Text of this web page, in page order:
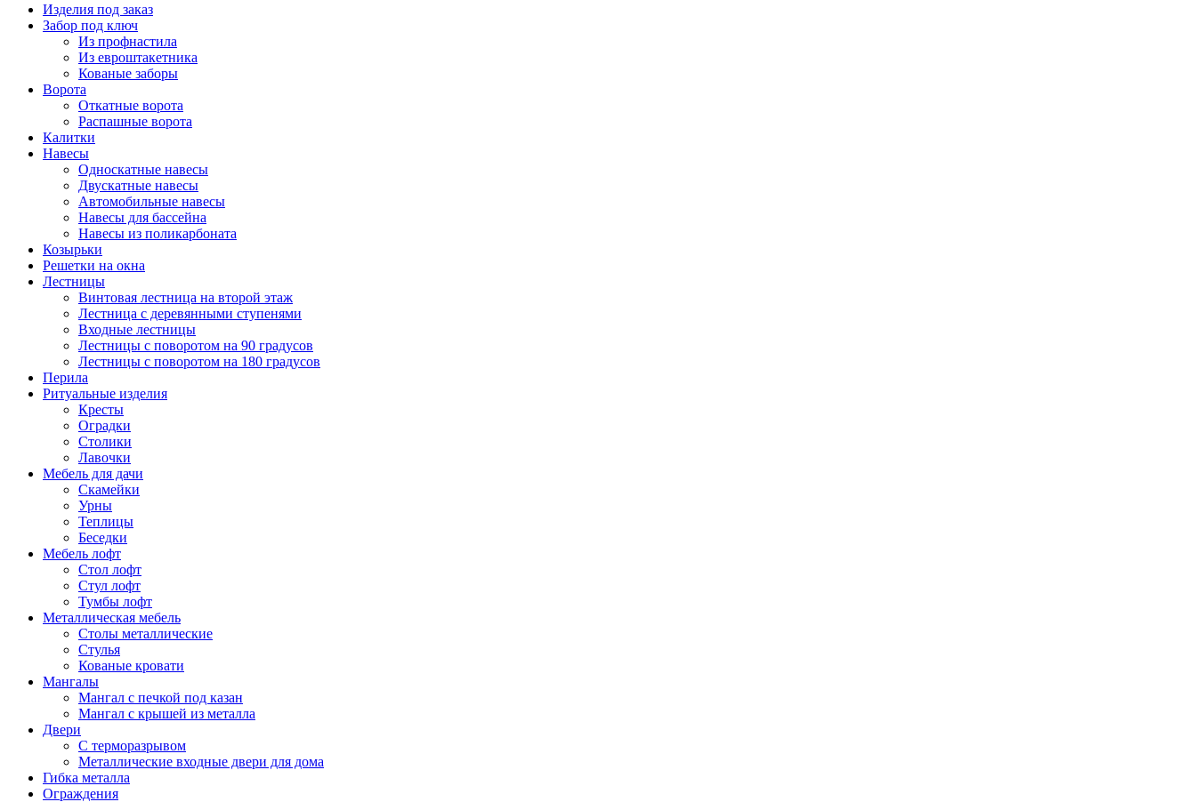
Изделия под заказ
Забор под ключ
Из профнастила
Из евроштакетника
Кованые заборы
Ворота
Откатные ворота
Распашные ворота
Калитки
Навесы
Односкатные навесы
Двускатные навесы
Автомобильные навесы
Навесы для бассейна
Навесы из поликарбоната
Козырьки
Решетки на окна
Лестницы
Винтовая лестница на второй этаж
Лестница с деревянными ступенями
Входные лестницы
Лестницы с поворотом на 90 градусов
Лестницы с поворотом на 180 градусов
Перила
Ритуальные изделия
Кресты
Оградки
Столики
Лавочки
Мебель для дачи
Скамейки
Урны
Теплицы
Беседки
Мебель лофт
Стол лофт
Стул лофт
Тумбы лофт
Металлическая мебель
Столы металлические
Стулья
Кованые кровати
Мангалы
Мангал с печкой под казан
Мангал с крышей из металла
Двери
C терморазрывом
Металлические входные двери для дома
Гибка металла
Ограждения